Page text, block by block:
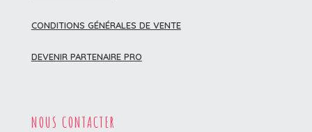
CONDITIONS GÉNÉRALES DE VENTE
DEVENIR PARTENAIRE PRO
NOUS CONTACTER